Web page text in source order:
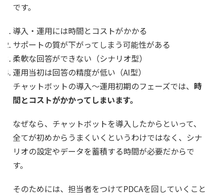
です。
導入・運用には時間とコストがかかる
サポートの質が下がってしまう可能性がある
柔軟な回答ができない（シナリオ型）
運用当初は回答の精度が低い（AI型）
チャットボットの導入〜運用初期のフェーズでは、 時
間とコストがかかってしまいます。
なぜなら、チャットボットを導入したからといって、
全てが初めからうまくいくというわけではなく、シナ
リオの設定やデータを蓄積する時間が必要だからで
す。
そのためには、担当者をつけてPDCAを回していくこと